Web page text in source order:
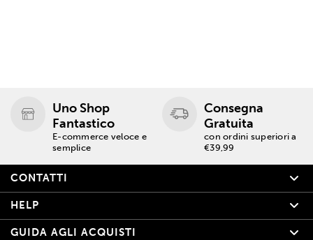
Uno Shop
Fantastico
E-commerce veloce e
semplice
Consegna
Gratuita
con ordini superiori a
€39,99
CONTATTI
HELP
GUIDA AGLI ACQUISTI